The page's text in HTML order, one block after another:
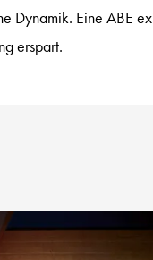
Dynamik. Eine ABE
erspart.